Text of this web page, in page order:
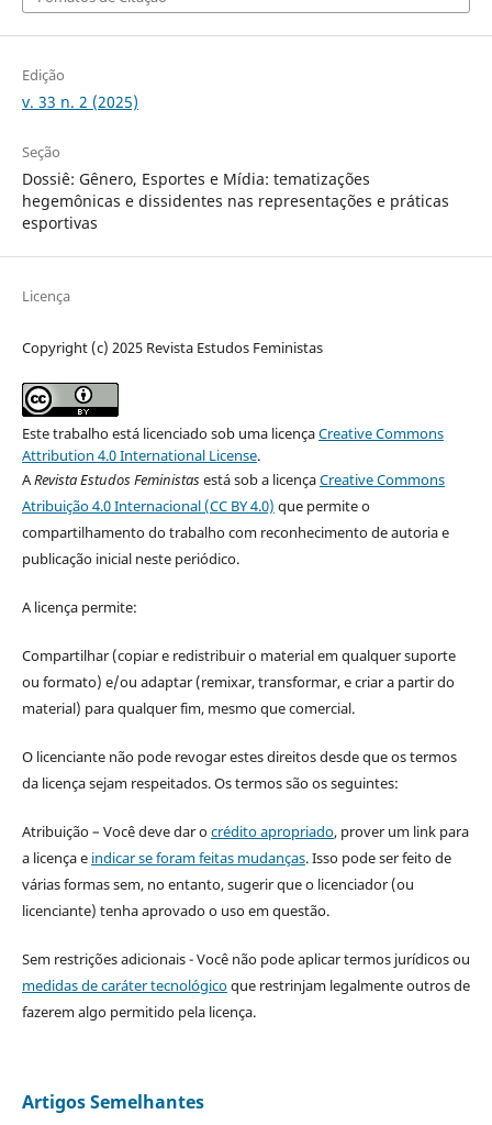
Edição
v. 33 n. 2 (2025)
Seção
Dossiê: Gênero, Esportes e Mídia: tematizações
hegemônicas e dissidentes nas representações e práticas
esportivas
Licença
Copyright (c) 2025 Revista Estudos Feministas
Este trabalho está licenciado sob uma licençaCreative Commons
Attribution 4.0 International License.
ARevista Estudos Feministasestá sob a licençaCreative Commons
Atribuição 4.0 Internacional (CC BY 4.0) que permite o
compartilhamento do trabalho com reconhecimento de autoria e
publicação inicial neste periódico.
A licença permite:
Compartilhar (copiar e redistribuir o material em qualquer suporte
ou formato) e/ou adaptar (remixar, transformar, e criar a partir do
material) para qualquer fim, mesmo que comercial.
O licenciante não pode revogar estes direitos desde que os termos
da licença sejam respeitados. Os termos são os seguintes:
Atribuição – Você deve dar ocrédito apropriado, prover um link para
a licença e indicar se foram feitas mudanças. Isso pode ser feito de
várias formas sem, no entanto, sugerir que o licenciador (ou
licenciante) tenha aprovado o uso em questão.
Sem restrições adicionais - Você não pode aplicar termos jurídicos ou
medidas de caráter tecnológicoque restrinjam legalmente outros de
fazerem algo permitido pela licença.
Artigos Semelhantes